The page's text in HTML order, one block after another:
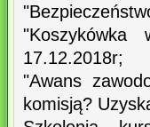
17.12.2018r;
"Awans
komisją?